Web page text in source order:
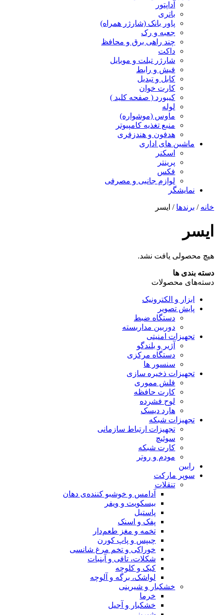
آداپتور
باتری
پاور بانک (شارژر همراه)
جعبه و رک
چند راهی برق و محافظ
داکت
شارژر تبلت و موبایل
فیش و رابط
کابل و تبدیل
کارت خوان
کیبورد ( صفحه کلید )
لوله
ماوس (موشواره)
منبع تغذیه کامپیوتر
هدفون و هندزفری
ماشین های اداری
اسکنر
پرینتر
فکس
لوازم جانبی و مصرفی
نمایشگر
خانه / برندها / ایسر
ایسر
هیچ محصولی یافت نشد.
دسته بندی ها
دسته‌های محصولات
ابزار و الکترونیک
پایش تصویر
دستگاه ضبط
دوربین مداربسته
تجهیزات امنیتی
آژیر و بلندگو
دستگاه مرکزی
سنسور ها
تجهیزات ذخیره سازی
فلش مموری
کارت حافظه
لوح فشرده
هارد دیسک
تجهیزات شبکه
تجهیزات ارتباط سازمانی
سوئیچ
کارت شبکه
مودم و روتر
رابین
سوپر مارکت
تنقلات
آدامس و خوشبو کننده‌ی دهان
بیسکویت و ویفر
پاستیل
پفک و اسنک
تخمه و مغز طعم‌دار
چیپس و پاپ کورن
خوراکی و تخم مرغ شانسی
شکلات، تافی و آبنبات
کیک و کلوچه
لواشک، برگه و آلوچه
خشکبار و شیرینی
خرما
خشکبار و آجیل